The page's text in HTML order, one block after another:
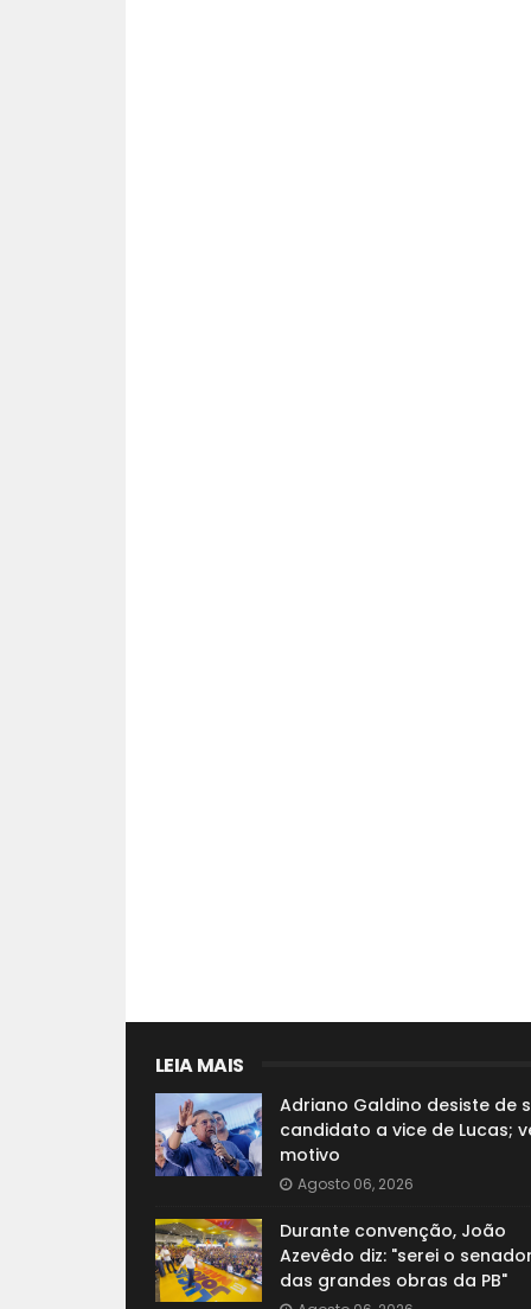
LEIA MAIS
Adriano Galdino desiste de
candidato a vice de Lucas;
motivo
Agosto 06, 2026
Durante convenção, João
Azevêdo diz: "serei o senador
das grandes obras da PB"